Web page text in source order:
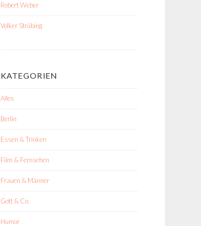
Robert Weber
Volker Strübing
KATEGORIEN
Alles
Berlin
Essen & Trinken
Film & Fernsehen
Frauen & Männer
Gott & Co.
Humor